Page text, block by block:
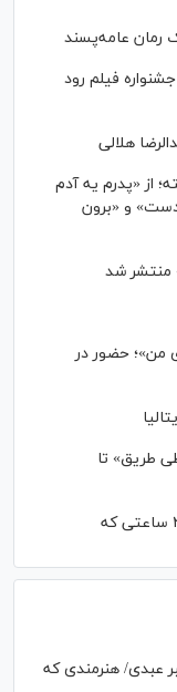
رمان عامه‌پسند
فیلم رود
هلالی
از «پدرم یه آدم
دست» و «برون
منتشر شد
من»؛ حضور در
طریق» تا
«سوئز» روی آنتن شبکه چهار؛ روایت ۲۴ ساعتی که
عبدی/ هنرمندی که